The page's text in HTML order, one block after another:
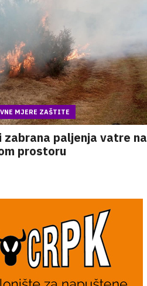
MJERE ZAŠTITE
zabrana paljenja vatre na
prostoru